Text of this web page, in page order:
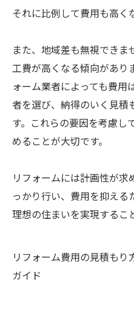
それに比例して費用も高く
また、地域差も無視でき
工費が高くなる傾向があり
ォーム業者によっても費用
者を選び、納得のいく見積
す。これらの要因を考慮し
めることが大切です。
リフォームには計画性が
っかり行い、費用を抑える
理想の住まいを実現するこ
リフォーム費用の見積も
ガイド